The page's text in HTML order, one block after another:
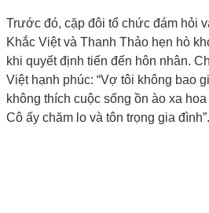
Trước đó, cặp đôi tổ chức đám hỏi
Khắc Việt và Thanh Thảo hẹn hò
khi quyết định tiến đến hôn nhân.
Việt hạnh phúc: “Vợ tôi không bao
không thích cuộc sống ồn ào xa
Cô ấy chăm lo và tôn trọng gia đình”.